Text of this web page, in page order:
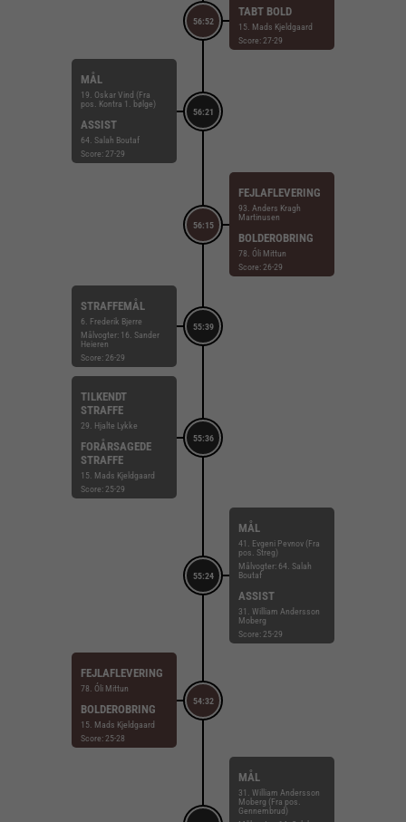
56:52
TABT BOLD
15. Mads Kjeldgaard
Score: 27-29
56:21
MÅL
19. Oskar Vind (Fra
pos. Kontra 1. bølge)
ASSIST
64. Salah Boutaf
Score: 27-29
56:15
FEJLAFLEVERING
93. Anders Kragh
Martinusen
BOLDEROBRING
78. Óli Mittun
Score: 26-29
55:39
STRAFFEMÅL
6. Frederik Bjerre
Målvogter: 16. Sander
Heieren
Score: 26-29
55:36
TILKENDT
STRAFFE
29. Hjalte Lykke
FORÅRSAGEDE
STRAFFE
15. Mads Kjeldgaard
Score: 25-29
55:24
MÅL
41. Evgeni Pevnov (Fra
pos. Streg)
Målvogter: 64. Salah
Boutaf
ASSIST
31. William Andersson
Moberg
Score: 25-29
54:32
FEJLAFLEVERING
78. Óli Mittun
BOLDEROBRING
15. Mads Kjeldgaard
Score: 25-28
MÅL
31. William Andersson
Moberg (Fra pos.
Gennembrud)